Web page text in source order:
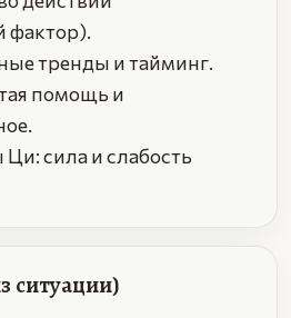
фактор).
тренды и тайминг.
помощь и
сила и слабость
ситуации)